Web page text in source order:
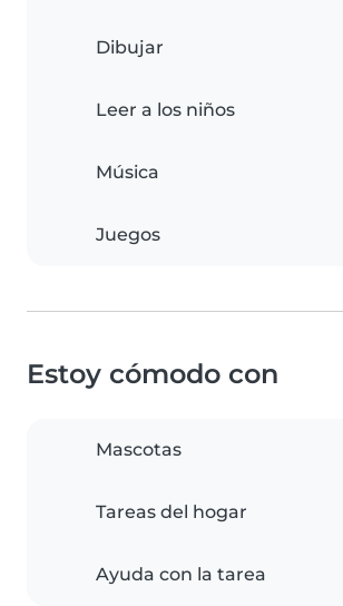
Dibujar
Leer a los niños
Música
Juegos
Estoy cómodo con
Mascotas
Tareas del hogar
Ayuda con la tarea